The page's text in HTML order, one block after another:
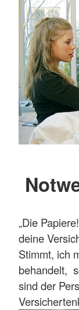
„Die
deine
Stimmt, ich
behandelt,
sind der